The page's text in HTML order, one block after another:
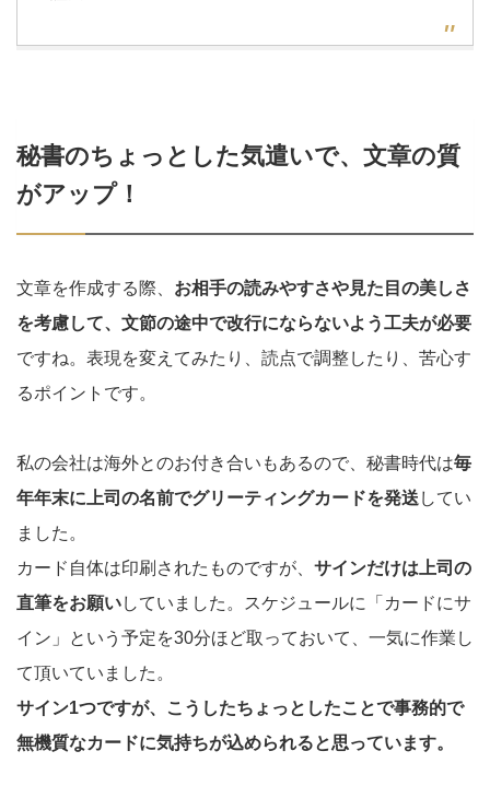
秘書のちょっとした気遣いで、文章の質
がアップ！
文章を作成する際、 お相手の読みやすさや見た目の美しさ
を考慮して、文節の途中で改行にならないよう工夫が必要
ですね。表現を変えてみたり、読点で調整したり、苦心す
るポイントです。
私の会社は海外とのお付き合いもあるので、秘書時代は毎
年年末に上司の名前でグリーティングカードを発送 してい
ました。
カード自体は印刷されたものですが、 サインだけは上司の
直筆をお願いしていました。スケジュールに「カードにサ
イン」という予定を30分ほど取っておいて、一気に作業し
て頂いていました。
サイン1つですが、こうしたちょっとしたことで事務的で
無機質なカードに気持ちが込められると思っています。